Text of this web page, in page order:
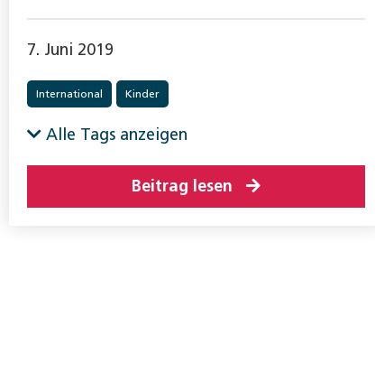
7. Juni 2019
International Kinder
Alle Tags anzeigen
Beitrag lesen